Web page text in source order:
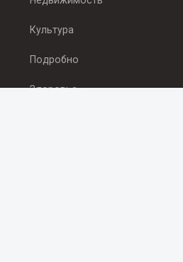
Культура
Подробно
Здоровье